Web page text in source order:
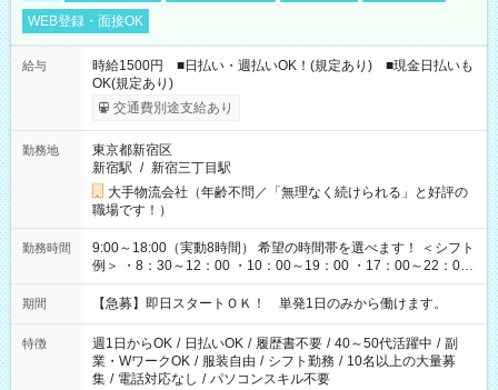
WEB登録・面接OK
給与
時給1500円 ■日払い・週払いOK！(規定あり) ■現金日払いも
OK(規定あり)
交通費別途支給あり
勤務地
東京都新宿区
新宿駅 / 新宿三丁目駅
大手物流会社（年齢不問／「無理なく続けられる」と好評の
職場です！）
勤務時間
9:00～18:00（実動8時間） 希望の時間帯を選べます！ ＜シフト
例＞ ・8：30～12：00 ・10：00～19：00 ・17：00～22：00
・13：00～22：00 ・22：00～翌6：00 など
期間 【急募】即日スタートＯＫ！ 単発1日のみから働けます。
特徴 週1日からOK / 日払いOK / 履歴書不要 / 40～50代活躍中 / 副
業・WワークOK / 服装自由 / シフト勤務 / 10名以上の大量募
集 / 電話対応なし / パソコンスキル不要